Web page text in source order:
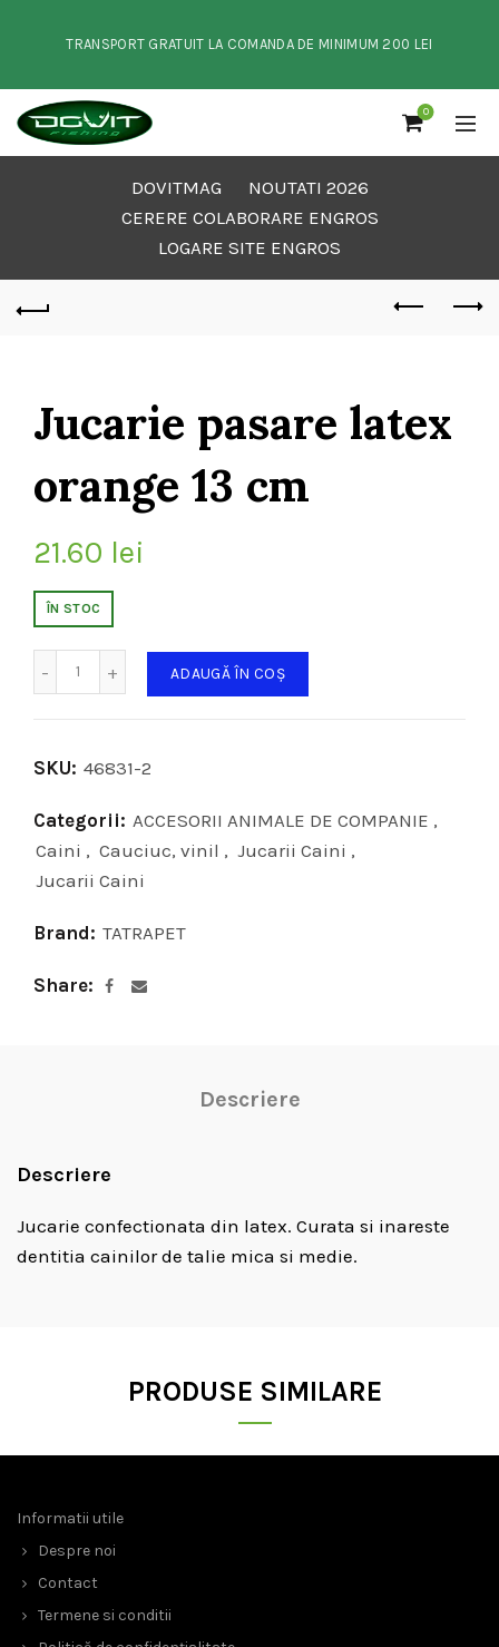
TRANSPORT GRATUIT LA COMANDA DE MINIMUM 200 LEI
0
DOVITMAG
NOUTATI 2026
CERERE COLABORARE ENGROS
LOGARE SITE ENGROS
Jucarie pasare latex
orange 13 cm
21.60 lei
ÎN STOC
ADAUGĂ ÎN COȘ
SKU: 46831-2
Categorii: ACCESORII ANIMALE DE COMPANIE ,
Caini , Cauciuc, vinil , Jucarii Caini ,
Jucarii Caini
Brand: TATRAPET
Share
Descriere
Descriere
Jucarie confectionata din latex. Curata si inareste
dentitia cainilor de talie mica si medie.
PRODUSE SIMILARE
Informatii utile
Despre noi
Contact
Termene si conditii